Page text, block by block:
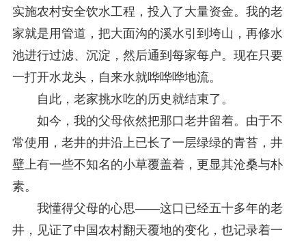
实施农村安全饮水工程，投入了大量资金。我的老
家就是用管道，把大面沟的溪水引到垮山，再修水
池进行过滤、沉淀，然后通到每家每户。现在只要
一打开水龙头，自来水就哗哗哗地流。
自此，老家挑水吃的历史就结束了。
如今，我的父母依然把那口老井留着。由于不
常使用，老井的井沿上已长了一层绿绿的青苔，井
壁上有一些不知名的小草覆盖着，更显其沧桑与朴
素。
我懂得父母的心思——这口已经五十多年的老
井，见证了中国农村翻天覆地的变化，也记录着一